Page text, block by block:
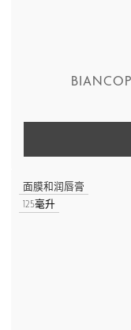
面膜和润唇膏
125毫升